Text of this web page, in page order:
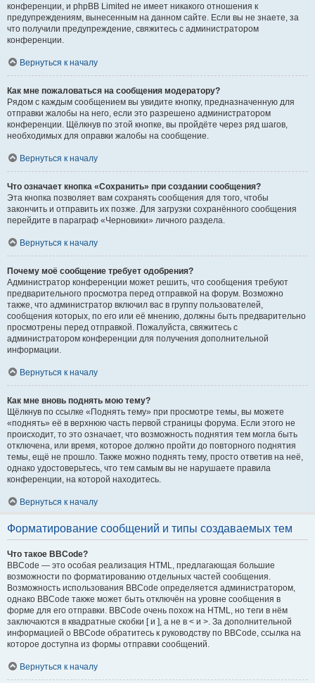
конференции, и phpBB Limited не имеет никакого отношения к
предупреждениям, вынесенным на данном сайте. Если вы не знаете, за
что получили предупреждение, свяжитесь с администратором
конференции.
Вернуться к началу
Как мне пожаловаться на сообщения модератору?
Рядом с каждым сообщением вы увидите кнопку, предназначенную для
отправки жалобы на него, если это разрешено администратором
конференции. Щёлкнув по этой кнопке, вы пройдёте через ряд шагов,
необходимых для оправки жалобы на сообщение.
Вернуться к началу
Что означает кнопка «Сохранить» при создании сообщения?
Эта кнопка позволяет вам сохранять сообщения для того, чтобы
закончить и отправить их позже. Для загрузки сохранённого сообщения
перейдите в параграф «Черновики» личного раздела.
Вернуться к началу
Почему моё сообщение требует одобрения?
Администратор конференции может решить, что сообщения требуют
предварительного просмотра перед отправкой на форум. Возможно
также, что администратор включил вас в группу пользователей,
сообщения которых, по его или её мнению, должны быть предварительно
просмотрены перед отправкой. Пожалуйста, свяжитесь с
администратором конференции для получения дополнительной
информации.
Вернуться к началу
Как мне вновь поднять мою тему?
Щёлкнув по ссылке «Поднять тему» при просмотре темы, вы можете
«поднять» её в верхнюю часть первой страницы форума. Если этого не
происходит, то это означает, что возможность поднятия тем могла быть
отключена, или время, которое должно пройти до повторного поднятия
темы, ещё не прошло. Также можно поднять тему, просто ответив на неё,
однако удостоверьтесь, что тем самым вы не нарушаете правила
конференции, на которой находитесь.
Вернуться к началу
Форматирование сообщений и типы создаваемых тем
Что такое BBCode?
BBCode — это особая реализация HTML, предлагающая большие
возможности по форматированию отдельных частей сообщения.
Возможность использования BBCode определяется администратором,
однако BBCode также может быть отключён на уровне сообщения в
форме для его отправки. BBCode очень похож на HTML, но теги в нём
заключаются в квадратные скобки [ и ], а не в < и >. За дополнительной
информацией о BBCode обратитесь к руководству по BBCode, ссылка на
которое доступна из формы отправки сообщений.
Вернуться к началу